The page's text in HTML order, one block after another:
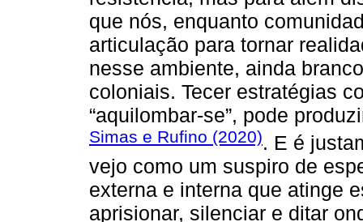
que nós, enquanto
articulação para tornar
nesse ambiente, ainda
coloniais. Tecer estratégias
“aquilombar-se”, pode
Simas e Rufino (2020). E é
vejo como um suspiro de
externa e interna que atinge
aprisionar, silenciar e ditar